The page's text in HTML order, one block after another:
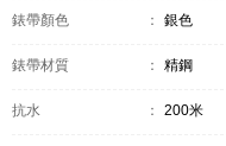
錶帶顏色 ： 銀色
錶帶材質 ： 精鋼
抗水 ： 200米